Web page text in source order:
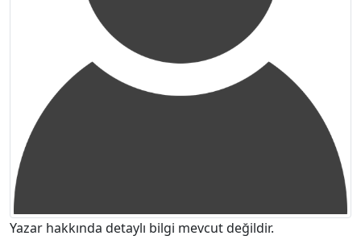
Yazar hakkında detaylı bilgi mevcut değildir.